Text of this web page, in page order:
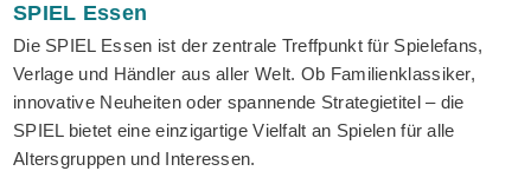
SPIEL Essen
Die SPIEL Essen ist der zentrale Treffpunkt für Spielefans,
Verlage und Händler aus aller Welt. Ob Familienklassiker,
innovative Neuheiten oder spannende Strategietitel – die
SPIEL bietet eine einzigartige Vielfalt an Spielen für alle
Altersgruppen und Interessen.